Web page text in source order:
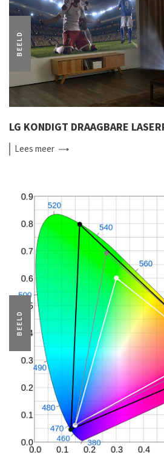
BEELD
LG KONDIGT DRAAGBARE
Leesmeer
BEELD